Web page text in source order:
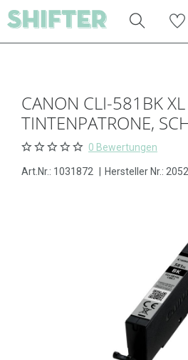
CANON CLI-581BK XL
TINTENPATRONE,
0 Bewertungen
Art.Nr.: 1031872 Hersteller Nr.: